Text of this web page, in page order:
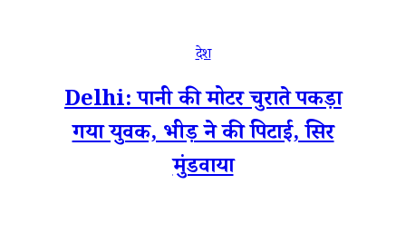
देश
Delhi: पानी की मोटर चुराते पकड़ा
गया युवक, भीड़ ने की पिटाई, सिर
मुंडवाया